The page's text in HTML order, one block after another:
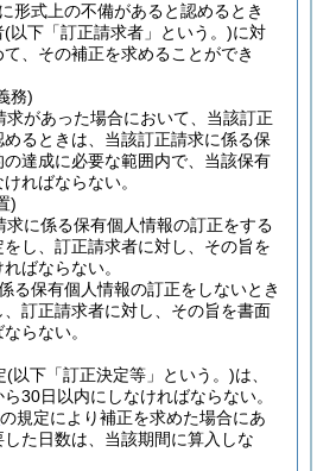
形式上の不備があると認めるとき
(以下「訂正請求者」という。)に対
、その補正を求めることができ
務)
求があった場合において、当該訂正
るときは、当該訂正請求に係る保
達成に必要な範囲内で、当該保有
ればならない。
)
求に係る保有個人情報の訂正をする
し、訂正請求者に対し、その旨を
ばならない。
る保有個人情報の訂正をしないとき
訂正請求者に対し、その旨を書面
らない。
(以下「訂正決定等」という。)は、
30日以内にしなければならない。
の規定により補正を求めた場合にあ
た日数は、当該期間に算入しな